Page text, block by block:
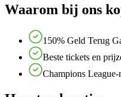
Waarom bij ons
150% Geld Terug
Beste tickets en
Champions